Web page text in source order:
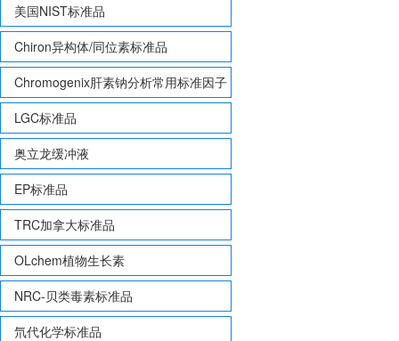
美国NIST标准品
Chiron异构体/同位素标准品
Chromogenix肝素钠分析常用标准因子
LGC标准品
奥立龙缓冲液
EP标准品
TRC加拿大标准品
OLchem植物生长素
NRC-贝类毒素标准品
氘代化学标准品